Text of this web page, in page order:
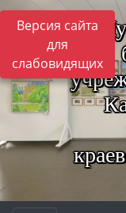
Версия сайта
для
слабовидящих